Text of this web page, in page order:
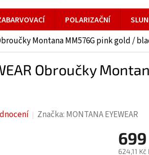
POLARIZAČNÍ
Montana MM576G pink gold /
Obroučky
Značka: MONTANA EYEWEAR
624,11 Kč